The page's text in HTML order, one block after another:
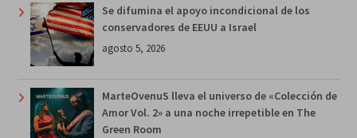
Se difumina el apoyo incondicional de los
conservadores de EEUU a Israel
agosto 5, 2026
MarteOvenuS lleva el universo de «Colección de
Amor Vol. 2» a una noche irrepetible en The
Green Room